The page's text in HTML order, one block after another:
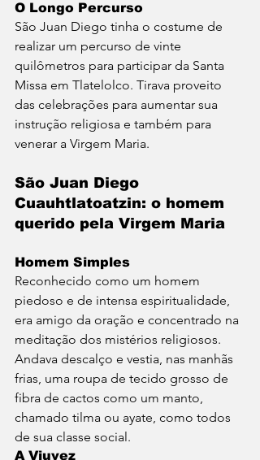
O Longo Percurso
São Juan Diego tinha o costume de
realizar um percurso de vinte
quilômetros para participar da Santa
Missa em Tlatelolco. Tirava proveito
das celebrações para aumentar sua
instrução religiosa e também para
venerar a Virgem Maria.
São Juan Diego
Cuauhtlatoatzin: o homem
querido pela Virgem Maria
Homem Simples
Reconhecido como um homem
piedoso e de intensa espiritualidade,
era amigo da oração e concentrado na
meditação dos mistérios religiosos.
Andava descalço e vestia, nas manhãs
frias, uma roupa de tecido grosso de
fibra de cactos como um manto,
chamado tilma ou ayate, como todos
de sua classe social.
A Viuvez